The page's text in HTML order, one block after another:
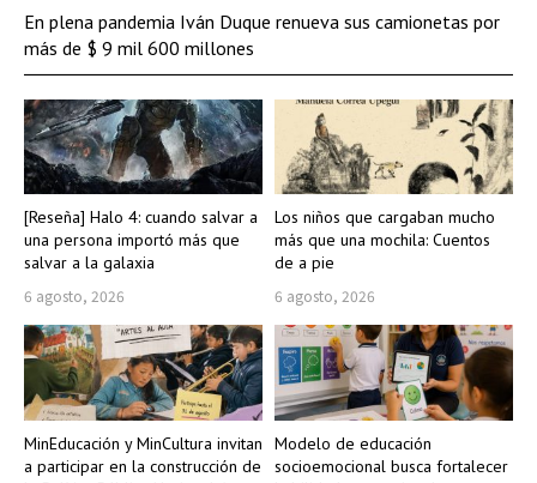
[Reseña] Halo 4: cuando salvar a
una persona importó más que
salvar a la galaxia
6 agosto, 2026
Los niños que cargaban mucho
más que una mochila: Cuentos
de a pie
6 agosto, 2026
MinEducación y MinCultura invitan
a participar en la construcción de
Modelo de educación
socioemocional busca fortalecer
En plena pandemia Iván Duque renueva sus camionetas por
más de $ 9 mil 600 millones